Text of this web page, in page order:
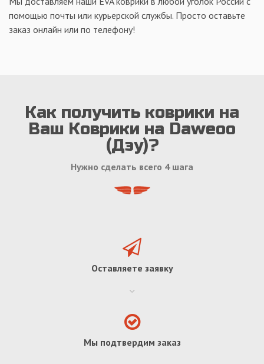
помощью почты или курьерской службы. Просто оставьте
заказ онлайн или по телефону!
Как получить коврики на
Ваш Коврики на Daweoo
(Дэу)?
Нужно сделать всего 4 шага
Оставляете заявку
Мы подтвердим заказ